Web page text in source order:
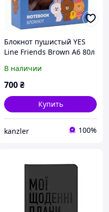
Блокнот пушистый YES
Line Friends Brown A6 80л
В наличии
700₴
Купить
kanzler 100%